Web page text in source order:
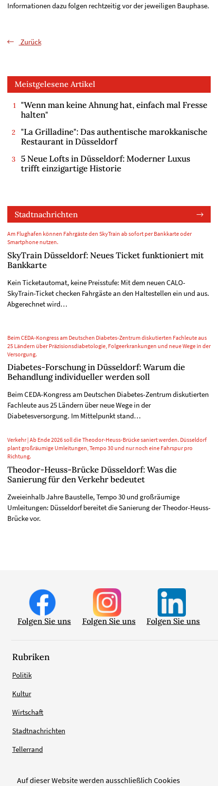
Auf dieser Website werden ausschließlich Cookies
Informationen dazu folgen rechtzeitig vor der jeweiligen Bauphase.
Zurück
Meistgelesene Artikel
"Wenn man keine Ahnung hat, einfach mal Fresse
halten"
"La Grilladine": Das authentische marokkanische
Restaurant in Düsseldorf
5 Neue Lofts in Düsseldorf: Moderner Luxus
trifft einzigartige Historie
Stadtnachrichten
Am Flughafen können Fahrgäste den SkyTrain ab sofort per Bankkarte oder
Smartphone nutzen.
SkyTrain Düsseldorf: Neues Ticket funktioniert mit
Bankkarte
Kein Ticketautomat, keine Preisstufe: Mit dem neuen CALO-
SkyTrain-Ticket checken Fahrgäste an den Haltestellen ein und aus.
Abgerechnet wird…
Beim CEDA-Kongress am Deutschen Diabetes-Zentrum diskutierten Fachleute aus
25 Ländern über Präzisionsdiabetologie, Folgeerkrankungen und neue Wege in der
Versorgung.
Diabetes-Forschung in Düsseldorf: Warum die
Behandlung individueller werden soll
Beim CEDA-Kongress am Deutschen Diabetes-Zentrum diskutierten
Fachleute aus 25 Ländern über neue Wege in der
Diabetesversorgung. Im Mittelpunkt stand…
Verkehr | Ab Ende 2026 soll die Theodor-Heuss-Brücke saniert werden. Düsseldorf
plant großräumige Umleitungen, Tempo 30 und nur noch eine Fahrspur pro
Richtung.
Theodor-Heuss-Brücke Düsseldorf: Was die
Sanierung für den Verkehr bedeutet
Zweieinhalb Jahre Baustelle, Tempo 30 und großräumige
Umleitungen: Düsseldorf bereitet die Sanierung der Theodor-Heuss-
Brücke vor.
Folgen Sie uns Folgen Sie uns Folgen Sie uns
Rubriken
Politik
Kultur
Wirtschaft
Stadtnachrichten
Tellerrand